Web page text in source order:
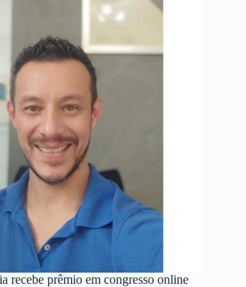
recebe prêmio em congresso online